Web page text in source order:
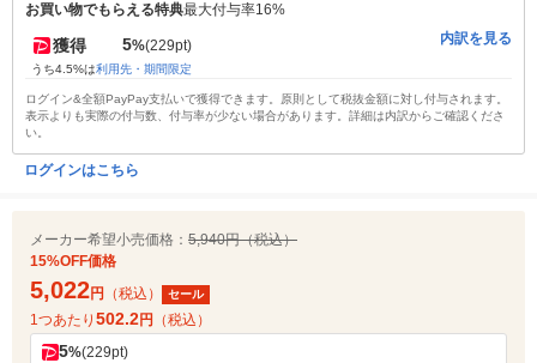
お買い物でもらえる特典最大付与率16%
獲得 5%(229pt)
うち4.5%は利用先・期間限定
内訳を見る
ログイン&全額PayPay支払いで獲得できます。原則として税抜金額に対し付与されます。
表示よりも実際の付与数、付与率が少ない場合があります。詳細は内訳からご確認くださ
い。
ログインはこちら
メーカー希望小売価格： 5,940円（税込）
15%OFF価格
5,022円 （税込） セール
1つあたり 502.2円 （税込）
5%(229pt)